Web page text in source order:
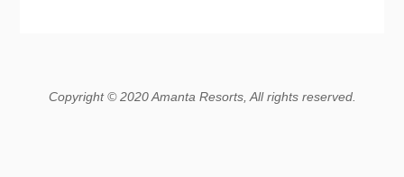
Copyright © 2020 Amanta Resorts, All rights reserved.